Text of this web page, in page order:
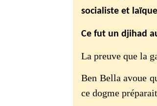
socialiste et
Ce fut un djihad
La preuve que la
Ben Bella avoue
ce dogme